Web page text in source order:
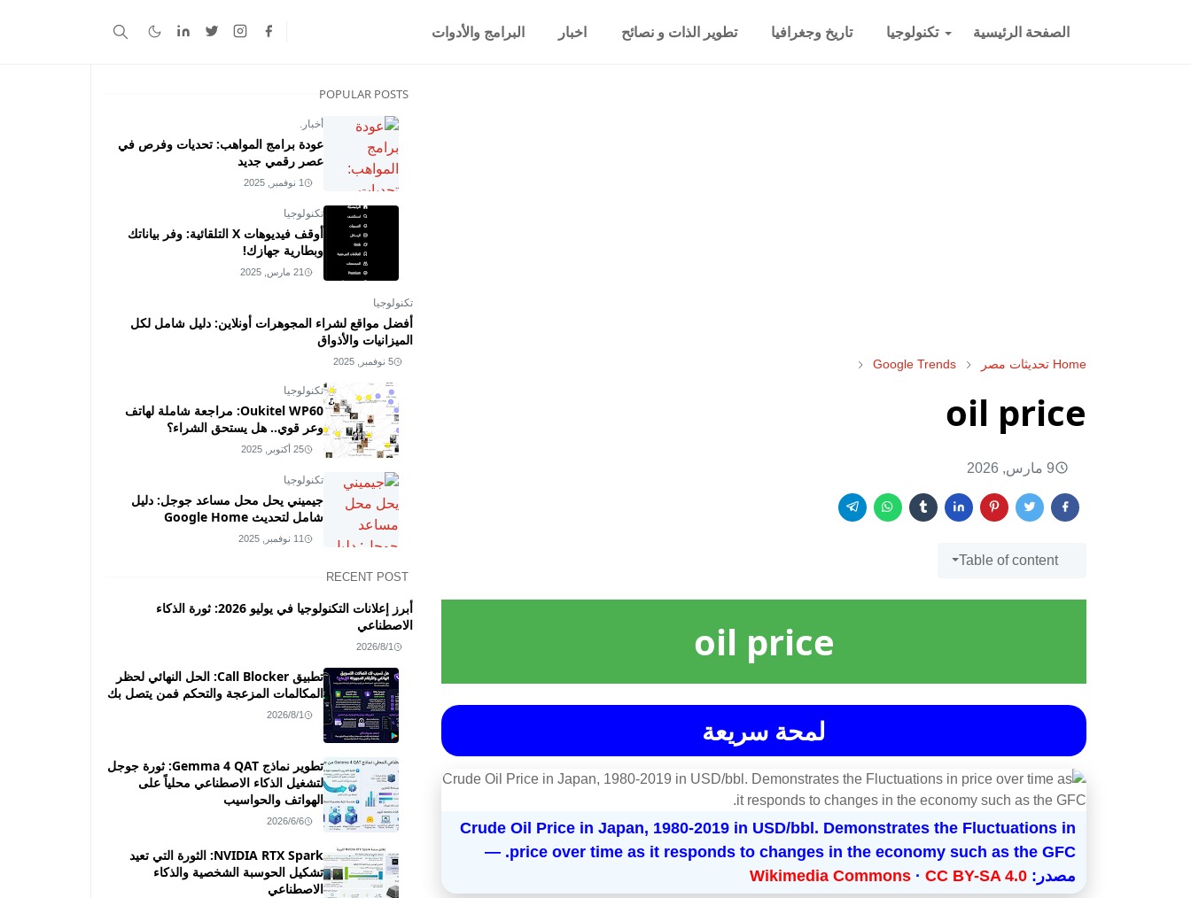
الصفحة الرئيسية تكنولوجيا تاريخ وجغرافيا تطوير الذات و نصائح اخبار البرامج والأدوات
Home تحديثات مصر Google Trends
oil price
9 مارس, 2026
Table of content
oil price
لمحة سريعة
Crude Oil Price in Japan, 1980-2019 in USD/bbl. Demonstrates the Fluctuations in
price over time as it responds to changes in the economy such as the GFC. —
مصدر:
Wikimedia Commons · CC BY-SA 4.0
POPULAR POSTS
أخبار.
عودة برامج المواهب: تحديات وفرص في
عصر رقمي جديد
1 نوفمبر, 2025
تكنولوجيا
أوقف فيديوهات X التلقائية: وفر بياناتك
وبطارية جهازك!
21 مارس, 2025
تكنولوجيا
أفضل مواقع لشراء المجوهرات أونلاين: دليل شامل لكل
الميزانيات والأذواق
5 نوفمبر, 2025
تكنولوجيا
Oukitel WP60: مراجعة شاملة لهاتف
وعر قوي.. هل يستحق الشراء؟
25 أكتوبر, 2025
تكنولوجيا
جيميني يحل محل مساعد جوجل: دليل
شامل لتحديث Google Home
11 نوفمبر, 2025
RECENT POST
أبرز إعلانات التكنولوجيا في يوليو 2026: ثورة الذكاء
الاصطناعي
2026/8/1
تطبيق Call Blocker: الحل النهائي لحظر
المكالمات المزعجة والتحكم فمن يتصل بك
2026/8/1
تطوير نماذج Gemma 4 QAT: ثورة جوجل
لتشغيل الذكاء الاصطناعي محلياً على
الهواتف والحواسيب
2026/6/6
NVIDIA RTX Spark: الثورة التي تعيد
تشكيل الحوسبة الشخصية والذكاء
الاصطناعي